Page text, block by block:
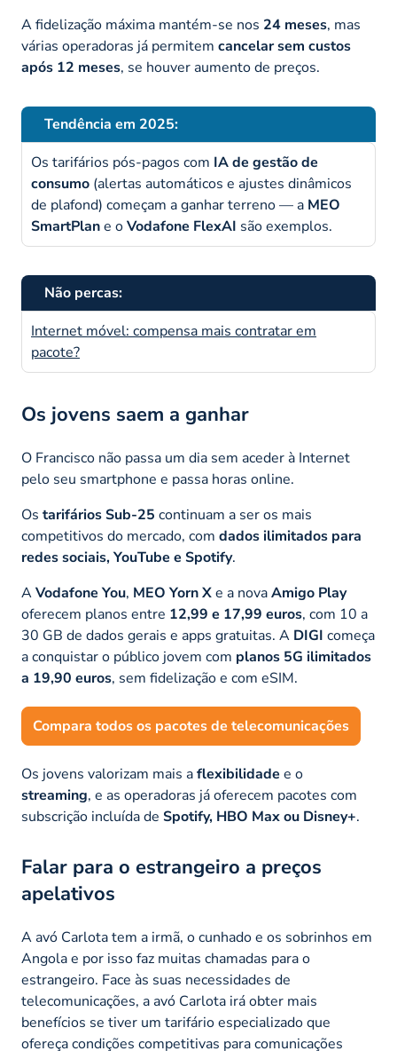
A fidelização máxima mantém-se nos 24 meses, mas
várias operadoras já permitem cancelar sem custos
após 12 meses, se houver aumento de preços.
Tendência em 2025:
Os tarifários pós-pagos com IA de gestão de
consumo (alertas automáticos e ajustes dinâmicos
de plafond) começam a ganhar terreno — a MEO
SmartPlane oVodafone FlexAI são exemplos.
Não percas:
Internet móvel: compensa mais contratar em
pacote?
Os jovens saem a ganhar
O Francisco não passa um dia sem aceder à Internet
pelo seu smartphone e passa horas online.
Os tarifários Sub-25 continuam a ser os mais
competitivos do mercado, com dados ilimitados para
redes sociais, YouTube e Spotify.
AVodafone You, MEO Yorn Xe a novaAmigo Play
oferecem planos entre 12,99 e 17,99 euros, com 10 a
30 GB de dados gerais e apps gratuitas. A DIGI começa
a conquistar o público jovem com planos 5G ilimitados
a 19,90 euros, sem fidelização e com eSIM.
Compara todos os pacotes de telecomunicações
Os jovens valorizam mais aflexibilidade e o
streaming, e as operadoras já oferecem pacotes com
subscrição incluída de Spotify, HBO Max ou Disney+.
Falar para o estrangeiro a preços
apelativos
A avó Carlota tem a irmã, o cunhado e os sobrinhos em
Angola e por isso faz muitas chamadas para o
estrangeiro. Face às suas necessidades de
telecomunicações, a avó Carlota irá obter mais
benefícios se tiver um tarifário especializado que
ofereça condições competitivas para comunicações